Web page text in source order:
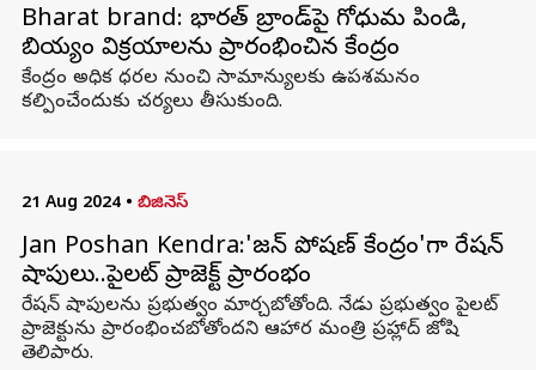
Bharat brand: భారత్‌ బ్రాండ్‌పై గోధుమ పిండి,
బియ్యం విక్రయాలను ప్రారంభించిన కేంద్రం
కేంద్రం అధిక ధరల నుంచి సామాన్యులకు ఉపశమనం
కల్పించేందుకు చర్యలు తీసుకుంది.
21 Aug 2024 • బిజినెస్
Jan Poshan Kendra:'జన్ పోషణ్ కేంద్రం'గా రేషన్‌
షాపులు..పైలట్ ప్రాజెక్ట్ ప్రారంభం
రేషన్ షాపులను ప్రభుత్వం మార్చబోతోంది. నేడు ప్రభుత్వం పైలట్
ప్రాజెక్టును ప్రారంభించబోతోందని ఆహార మంత్రి ప్రహ్లాద్ జోషి
తెలిపారు.